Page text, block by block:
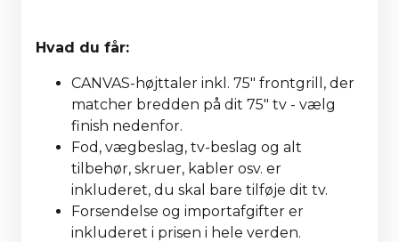
Hvad du får:
CANVAS-højttaler inkl. 75" frontgrill, der
matcher bredden på dit 75" tv - vælg
finish nedenfor.
Fod, vægbeslag, tv-beslag og alt
tilbehør, skruer, kabler osv. er
inkluderet, du skal bare tilføje dit tv.
Forsendelse og importafgifter er
inkluderet i prisen i hele verden.